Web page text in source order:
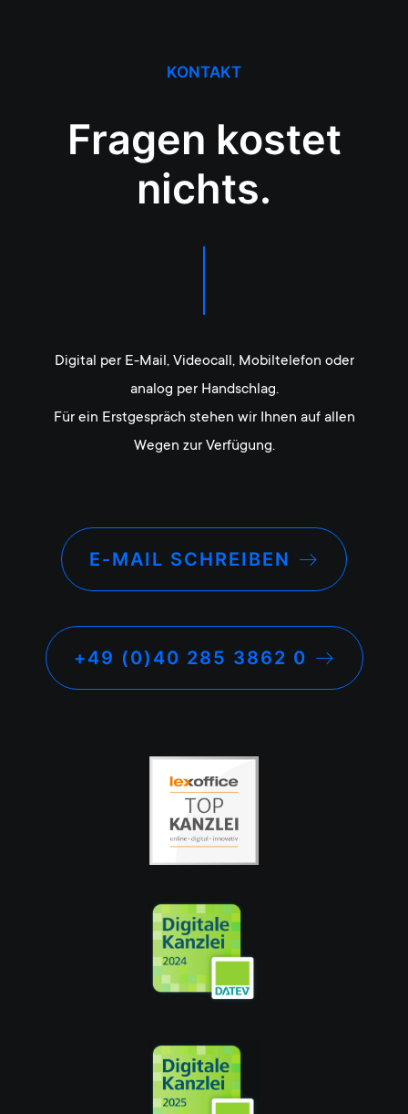
KONTAKT
Fragen kostet
nichts.
Digital per E-Mail, Videocall, Mobiltelefon oder
analog per Handschlag.
Für ein Erstgespräch stehen wir Ihnen auf allen
Wegen zur Verfügung.
E-MAIL SCHREIBEN
+49 (0)40 285 3862 0